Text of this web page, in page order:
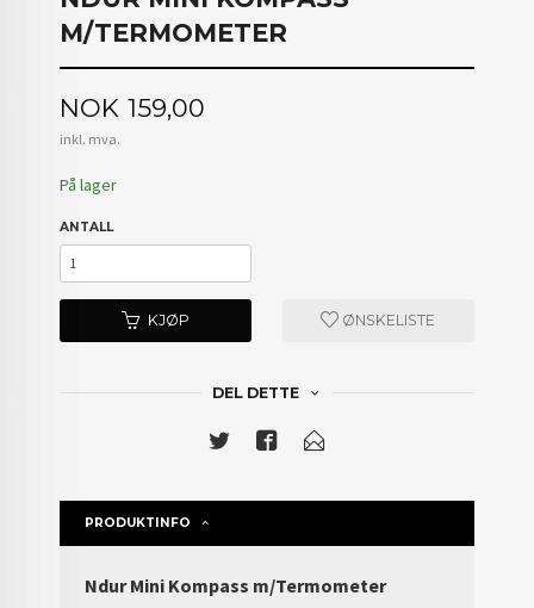
M/TERMOMETER
Pris
NOK 159,00
inkl. mva.
På lager
ANTALL
KJØP ØNSKELISTE
DEL DETTE
PRODUKTINFO
Ndur Mini Kompass m/Termometer